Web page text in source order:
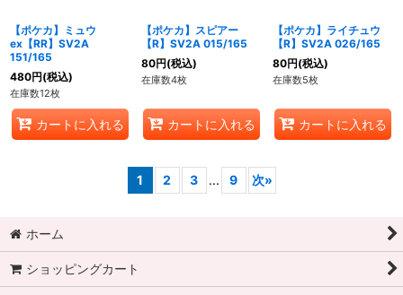
【ポケカ】ミュウ
ex【RR】SV2A
151/165
480円(税込)
在庫数12枚
カートに入れる
【ポケカ】スピアー
【R】SV2A 015/165
80円(税込)
在庫数4枚
カートに入れる
【ポケカ】ライチュウ
【R】SV2A 026/165
80円(税込)
在庫数5枚
カートに入れる
1 2 3 ... 9 次»
ホーム
ショッピングカート